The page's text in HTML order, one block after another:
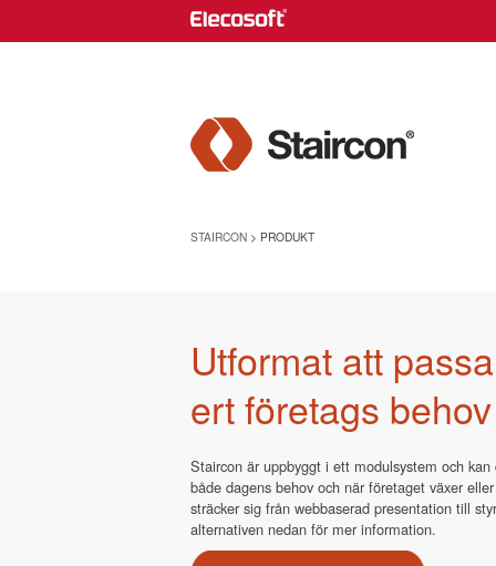
STAIRCON > PRODUKT
Utformat att passa
ert företags behov
Staircon är uppbyggt i ett modulsystem och
både dagens behov och när företaget växer
sträcker sig från webbaserad presentation till
alternativen nedan för mer information.